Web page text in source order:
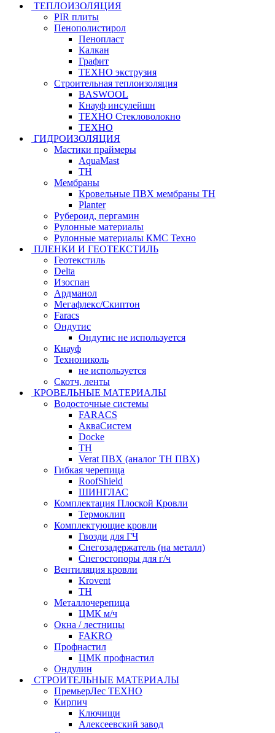
ТЕПЛОИЗОЛЯЦИЯ
PIR плиты
Пенополистирол
Пенопласт
Калкан
Графит
ТЕХНО экструзия
Строительная теплоизоляция
BASWOOL
Кнауф инсулейшн
ТЕХНО Стекловолокно
ТЕХНО
ГИДРОИЗОЛЯЦИЯ
Мастики праймеры
AquaMast
ТН
Мембраны
Кровельные ПВХ мембраны ТН
Planter
Рубероид, пергамин
Рулонные материалы
Рулонные материалы КМС Техно
ПЛЕНКИ И ГЕОТЕКСТИЛЬ
Геотекстиль
Delta
Изоспан
Ардманол
Мегафлекс/Скиптон
Faracs
Ондутис
Ондутис не используется
Кнауф
Технониколь
не используется
Скотч, ленты
КРОВЕЛЬНЫЕ МАТЕРИАЛЫ
Водосточные системы
FARACS
АкваСистем
Docke
ТН
Verat ПВХ (аналог ТН ПВХ)
Гибкая черепица
RoofShield
ШИНГЛАС
Комплектация Плоской Кровли
Термоклип
Комплектующие кровли
Гвозди для ГЧ
Снегозадержатель (на металл)
Снегостопоры для г/ч
Вентиляция кровли
Krovent
ТН
Металлочерепица
ЦМК м/ч
Окна / лестницы
FAKRO
Профнастил
ЦМК профнастил
Ондулин
СТРОИТЕЛЬНЫЕ МАТЕРИАЛЫ
ПремьерЛес ТЕХНО
Кирпич
Ключищи
Алексеевский завод